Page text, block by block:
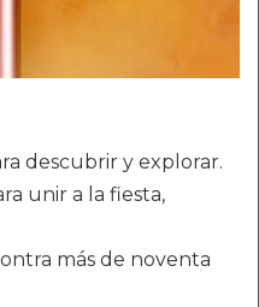
descubrir y explorar.
unir a la fiesta,
más de noventa